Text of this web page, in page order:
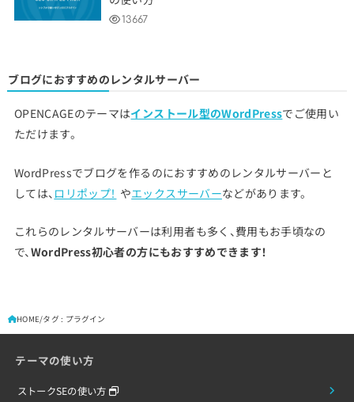
13667
ブログにおすすめのレンタルサーバー
OPENCAGEのテーマはインストール型のWordPressでご使用い
ただけます。
WordPressでブログを作るのにおすすめのレンタルサーバーと
しては、 ロリポップ！ やエックスサーバーなどがあります。
これらのレンタルサーバーは利用者も多く、費用もお手頃なの
で、WordPress初心者の方にもおすすめできます！
HOME タグ : プラグイン
テーマの使い方
ストークSEの使い方